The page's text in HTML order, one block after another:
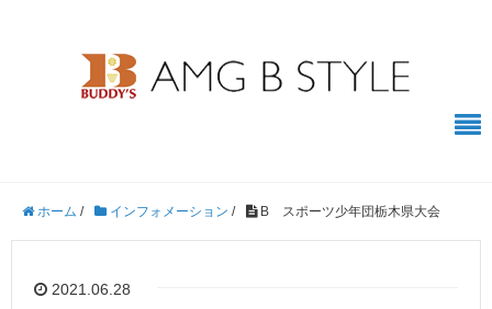
ホーム / インフォメーション / B スポーツ少年団栃木県大会
2021.06.28